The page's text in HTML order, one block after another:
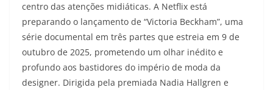
centro das atenções midiáticas. A Netflix está
preparando o lançamento de “Victoria Beckham”, uma
série documental em três partes que estreia em 9 de
outubro de 2025, prometendo um olhar inédito e
profundo aos bastidores do império de moda da
designer. Dirigida pela premiada Nadia Hallgren e